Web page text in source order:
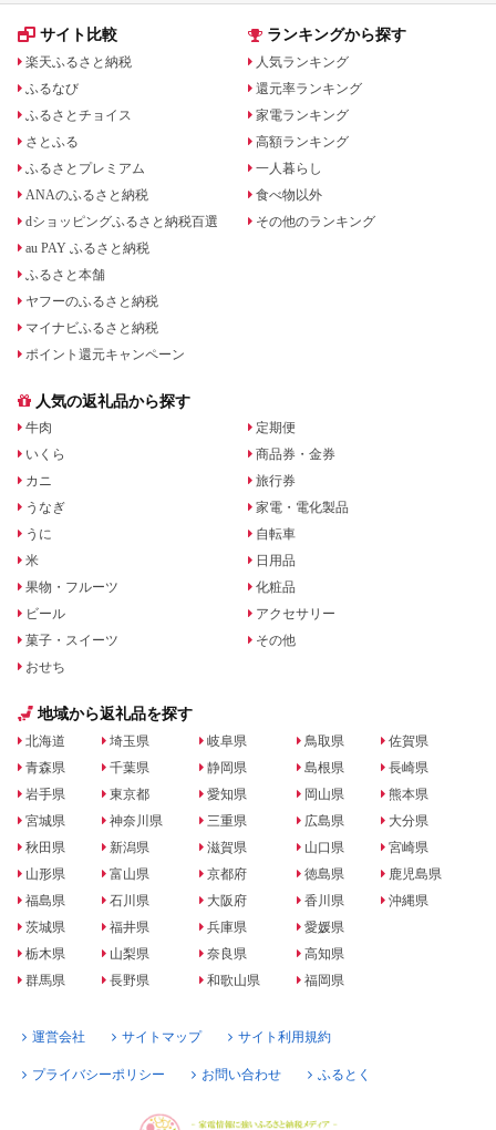
サイト比較
楽天ふるさと納税
ふるなび
ふるさとチョイス
さとふる
ふるさとプレミアム
ANAのふるさと納税
dショッピングふるさと納税百選
au PAY ふるさと納税
ふるさと本舗
ヤフーのふるさと納税
マイナビふるさと納税
ポイント還元キャンペーン
ランキングから探す
人気ランキング
還元率ランキング
家電ランキング
高額ランキング
一人暮らし
食べ物以外
その他のランキング
人気の返礼品から探す
牛肉
いくら
カニ
うなぎ
うに
米
果物・フルーツ
ビール
菓子・スイーツ
おせち
定期便
商品券・金券
旅行券
家電・電化製品
自転車
日用品
化粧品
アクセサリー
その他
地域から返礼品を探す
北海道
青森県
岩手県
宮城県
秋田県
山形県
福島県
茨城県
栃木県
群馬県
埼玉県
千葉県
東京都
神奈川県
新潟県
富山県
石川県
福井県
山梨県
長野県
岐阜県
静岡県
愛知県
三重県
滋賀県
京都府
大阪府
兵庫県
奈良県
和歌山県
鳥取県
島根県
岡山県
広島県
山口県
徳島県
香川県
愛媛県
高知県
福岡県
佐賀県
長崎県
熊本県
大分県
宮崎県
鹿児島県
沖縄県
運営会社 サイトマップ サイト利用規約
プライバシーポリシー お問い合わせ ふるとく